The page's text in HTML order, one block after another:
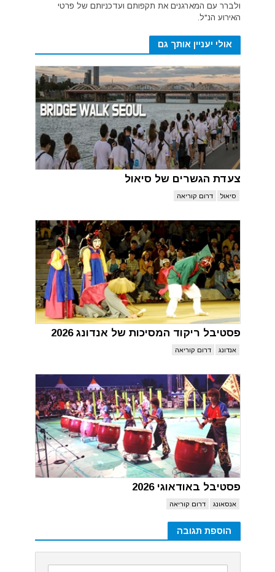
ולברר עם המארגנים את תקפותם ועדכניותם של פרטי
האירוע הנ"ל.
אולי יעניין אותך גם
צעדת הגשרים של סיאול
סיאול דרום קוריאה
פסטיבל ריקוד המסיכות של אנדונג 2026
אנדונג דרום קוריאה
פסטיבל באודאוגי 2026
אנסאונג דרום קוריאה
הוספת תגובה